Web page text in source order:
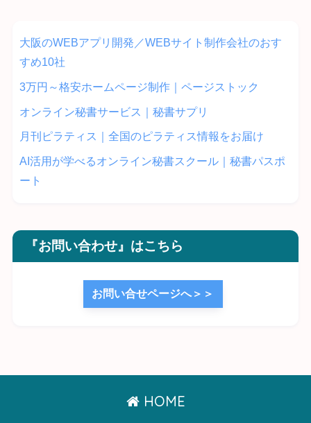
大阪のWEBアプリ開発／WEBサイト制作会社のおす
すめ10社
3万円～格安ホームページ制作｜ページストック
オンライン秘書サービス｜秘書サプリ
月刊ピラティス｜全国のピラティス情報をお届け
AI活用が学べるオンライン秘書スクール｜秘書パスポ
ート
『お問い合わせ』はこちら
お問い合せページへ＞＞
HOME